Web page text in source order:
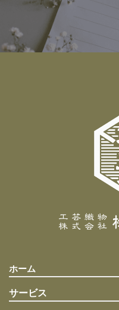
ホーム
サービス